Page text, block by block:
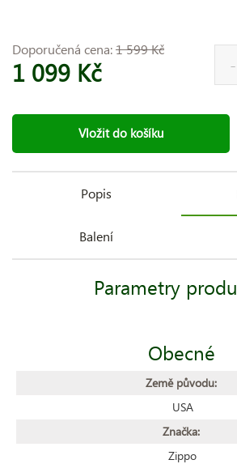
Doporučená cena:1 599 Kč
1 099 Kč
Vložit do košíku
Popis
Balení
Parametry
Obecné
Země původu:
USA
Značka:
Zippo